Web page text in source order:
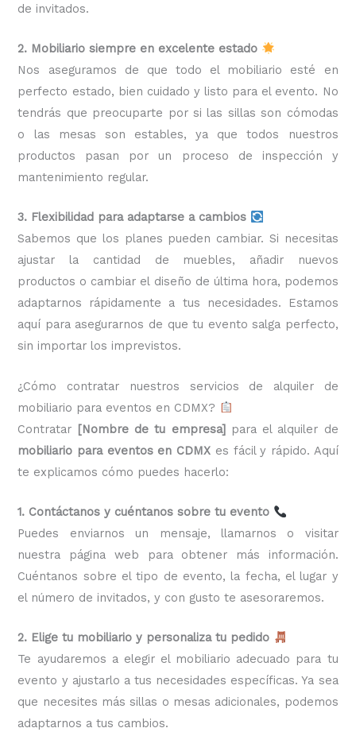
de invitados.
2. Mobiliario siempre en excelente estado
Nos aseguramos de que todo el mobiliario esté en
perfecto estado, bien cuidado y listo para el evento. No
tendrás que preocuparte por si las sillas son cómodas
o las mesas son estables, ya que todos nuestros
productos pasan por un proceso de inspección y
mantenimiento regular.
3. Flexibilidad para adaptarse a cambios
Sabemos que los planes pueden cambiar. Si necesitas
ajustar la cantidad de muebles, añadir nuevos
productos o cambiar el diseño de última hora, podemos
adaptarnos rápidamente a tus necesidades. Estamos
aquí para asegurarnos de que tu evento salga perfecto,
sin importar los imprevistos.
¿Cómo contratar nuestros servicios de alquiler de
mobiliario para eventos en CDMX?
Contratar [Nombre de tu empresa]para el alquiler de
mobiliario para eventos en CDMX es fácil y rápido. Aquí
te explicamos cómo puedes hacerlo:
1. Contáctanos y cuéntanos sobre tu evento
Puedes enviarnos un mensaje, llamarnos o visitar
nuestra página web para obtener más información.
Cuéntanos sobre el tipo de evento, la fecha, el lugar y
el número de invitados, y con gusto te asesoraremos.
2. Elige tu mobiliario y personaliza tu pedido
Te ayudaremos a elegir el mobiliario adecuado para tu
evento y ajustarlo a tus necesidades específicas. Ya sea
que necesites más sillas o mesas adicionales, podemos
adaptarnos a tus cambios.